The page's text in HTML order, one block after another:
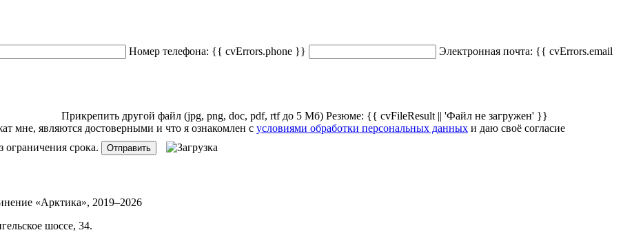
Номер телефона: {{ cvErrors.phone }} Электронная почта: {{ cvErrors.email
Прикрепить другой файл (jpg, png, doc, pdf, rtf до 5 Мб) Резюме: {{ cvFileResult || 'Файл не загружен' }}
мне, являются достоверными и что я ознакомлен с условиями обработки персональных данных и даю своё согласие
ограничения срока.
Отправить
«Арктика», 2019–2026
шоссе, 34.